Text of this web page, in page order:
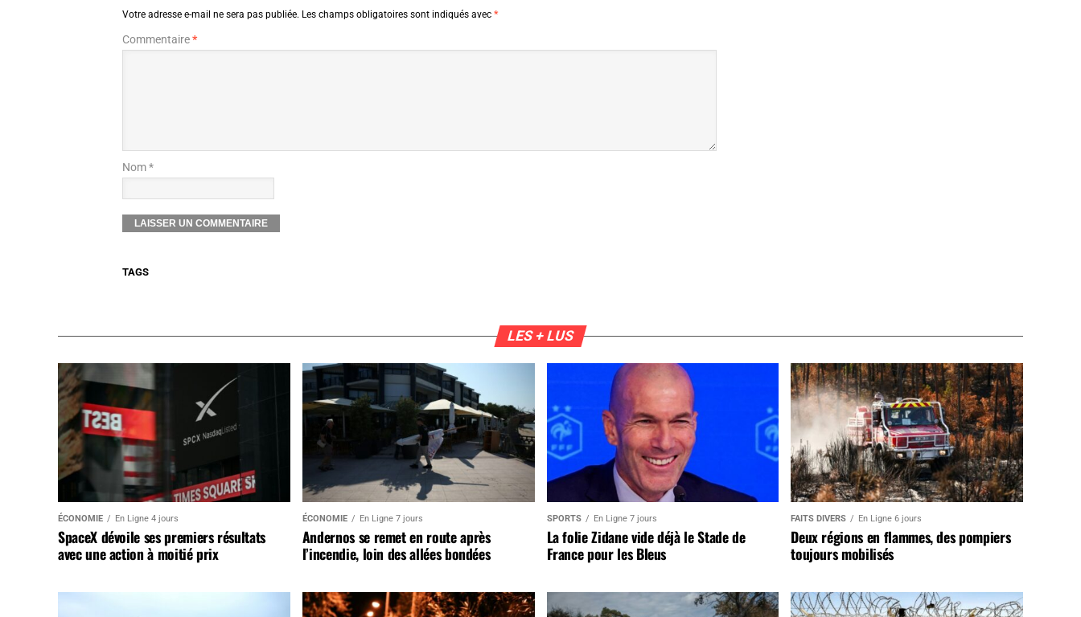
Votre adresse e-mail ne sera pas publiée. Les champs obligatoires sont indiqués avec *
Commentaire*
Nom *
TAGS
LES + LUS
ÉCONOMIE En Ligne 4 jours
SpaceX dévoile ses premiers résultats
avec une action à moitié prix
ÉCONOMIE En Ligne 7 jours
Andernos se remet en route après
l’incendie, loin des allées bondées
SPORTS En Ligne 7 jours
La folie Zidane vide déjà le Stade de
France pour les Bleus
FAITS DIVERS En Ligne 6 jours
Deux régions en flammes, des pompiers
toujours mobilisés